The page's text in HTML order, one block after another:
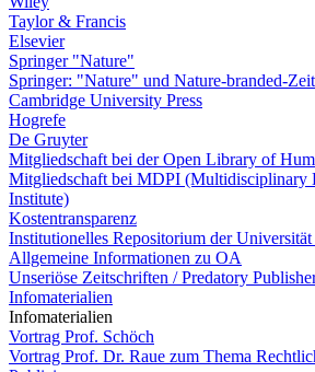
Taylor & Francis
Elsevier
Springer "Nature"
Springer: "Nature" und Nature-branded-
Cambridge University Press
Hogrefe
De Gruyter
Mitgliedschaft bei der Open Library of
Mitgliedschaft bei MDPI (Multidisciplinary
Institute)
Kostentransparenz
Institutionelles Repositorium der
Allgemeine Informationen zu OA
Unseriöse Zeitschriften / Predatory
Infomaterialien
Infomaterialien
Vortrag Prof. Schöch
Vortrag Prof. Dr. Raue zum Thema